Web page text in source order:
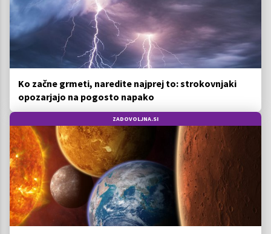
Ko začne grmeti, naredite najprej to: strokovnjaki
opozarjajo na pogosto napako
ZADOVOLJNA.SI